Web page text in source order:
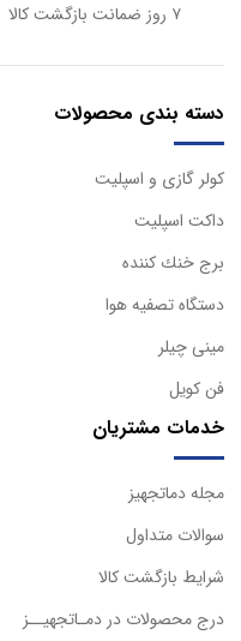
۷ روز ضمانت بازگشت کالا
دسته بندی محصولات
كولر گازی و اسپليت
داكت اسپليت
برج خنك كننده
دستگاه تصفيه هوا
مینی چیلر
فن کویل
خدمات مشتریان
مجله دماتجهیز
سوالات متداول
شرایط بازگشت کالا
درج محصولات در دمـاتجهیــز